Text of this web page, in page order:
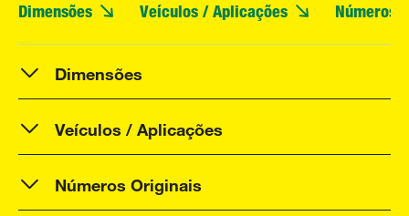
Dimensões Veículos / Aplicações Números
Dimensões
Veículos / Aplicações
Números Originais